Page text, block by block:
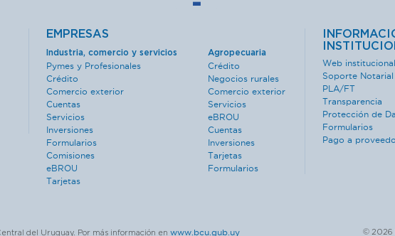
EMPRESAS
Industria, comercio y servicios
Pymes y Profesionales
Crédito
Comercio exterior
Cuentas
Servicios
Inversiones
Formularios
Comisiones
eBROU
Tarjetas
Agropecuaria
Crédito
Negocios rurales
Comercio exterior
Servicios
eBROU
Cuentas
Inversiones
Tarjetas
Formularios
Web institucional
Soporte
PLA/FT
Transparencia
Protección de
Formularios
Pago a
del Uruguay. Por más información en www.bcu.gub.uy
© 2026